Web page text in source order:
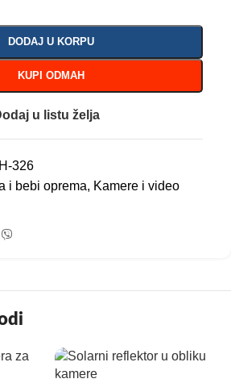
DODAJ U KORPU
KUPI ODMAH
u listu želja
H-326
i bebi oprema, Kamere i video